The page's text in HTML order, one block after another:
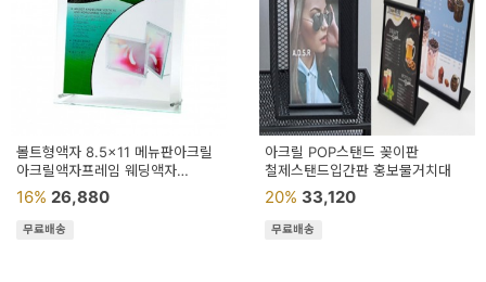
볼트형액자 8.5x11 메뉴판아크릴
아크릴액자프레임 웨딩액자
투명아크릴액자
16% 26,880
무료배송
아크릴 POP스탠드 꽂이판
철제스탠드입간판 홍보물거치대
20% 33,120
무료배송